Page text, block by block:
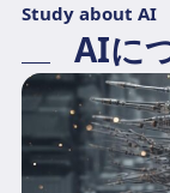
Study about AI
AIに